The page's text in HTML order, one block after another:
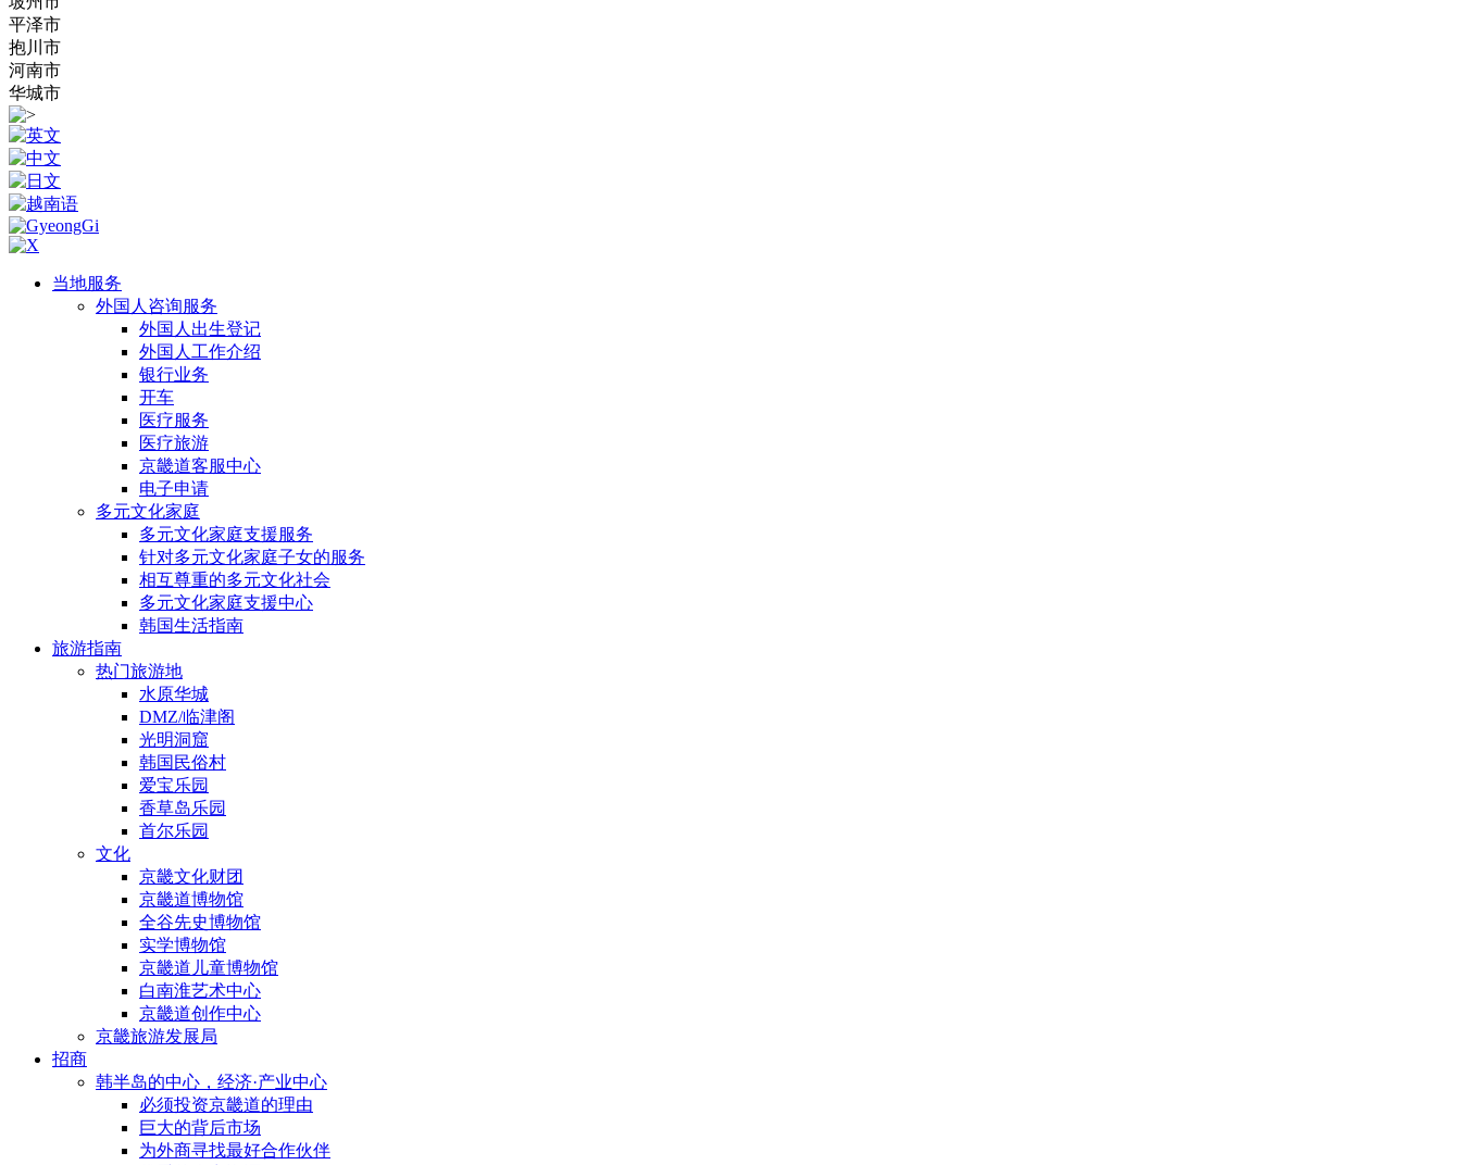
平泽市
抱川市
河南市
华城市
当地服务
外国人咨询服务
外国人出生登记
外国人工作介绍
银行业务
开车
医疗服务
医疗旅游
京畿道客服中心
电子申请
多元文化家庭
多元文化家庭支援服务
针对多元文化家庭子女的服务
相互尊重的多元文化社会
多元文化家庭支援中心
韩国生活指南
旅游指南
热门旅游地
水原华城
DMZ/临津阁
光明洞窟
韩国民俗村
爱宝乐园
香草岛乐园
首尔乐园
文化
京畿文化财团
京畿道博物馆
全谷先史博物馆
实学博物馆
京畿道儿童博物馆
白南淮艺术中心
京畿道创作中心
京畿旅游发展局
招商
韩半岛的中心，经济·产业中心
必须投资京畿道的理由
巨大的背后市场
为外商寻找最好合作伙伴